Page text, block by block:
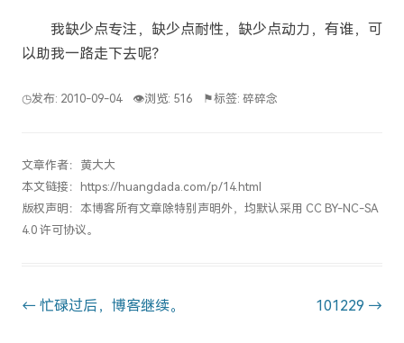
我缺少点专注，缺少点耐性，缺少点动力，有谁，可
以助我一路走下去呢？
◷发布: 2010-09-04 👁浏览: 516 ⚑标签: 碎碎念
文章作者： 黄大大
本文链接： https://huangdada.com/p/14.html
版权声明：本博客所有文章除特别声明外，均默认采用 CC BY-NC-SA
4.0 许可协议。
Post
← 忙碌过后，博客继续。 101229 →